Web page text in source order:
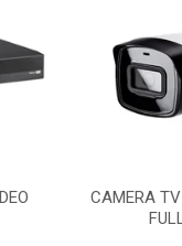
CAMERA